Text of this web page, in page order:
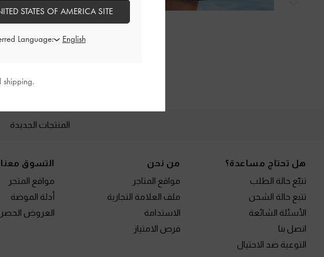
المنتجات الجديدة
هل تحتاج مساعدة؟
تتبّع حالة الطلب
تتبع حالة الشحن
الأسئلة الشائعة
اتصل بنا
التوعية ضد الاحتيال
من نحن
مواقع المتاجر
ملف العلامة التجارية
الاستدامة
فرص الامتياز
التسوق معنا
مواقع المتجر
أدلة الموضة
العروض
STATES OF AMERICA SITE
Language:
shipping.